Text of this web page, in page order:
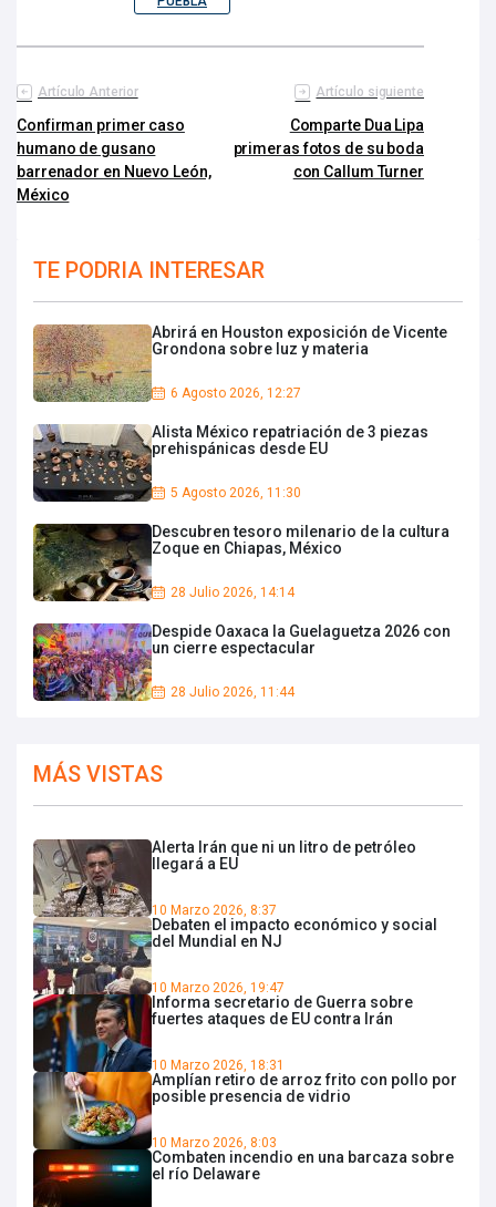
Artículo Anterior
Confirman primer caso
humano de gusano
barrenador en Nuevo León,
México
Artículo siguiente
Comparte Dua Lipa
primeras fotos de su boda
con Callum Turner
TE PODRIA INTERESAR
Abrirá en Houston exposición de Vicente
Grondona sobre luz y materia
6 Agosto 2026, 12:27
Alista México repatriación de 3 piezas
prehispánicas desde EU
5 Agosto 2026, 11:30
Descubren tesoro milenario de la cultura
Zoque en Chiapas, México
28 Julio 2026, 14:14
Despide Oaxaca la Guelaguetza 2026 con
un cierre espectacular
28 Julio 2026, 11:44
MÁS VISTAS
Alerta Irán que ni un litro de petróleo
llegará a EU
10 Marzo 2026, 8:37
Debaten el impacto económico y social
del Mundial en NJ
10 Marzo 2026, 19:47
Informa secretario de Guerra sobre
fuertes ataques de EU contra Irán
10 Marzo 2026, 18:31
Amplían retiro de arroz frito con pollo por
posible presencia de vidrio
10 Marzo 2026, 8:03
Combaten incendio en una barcaza sobre
el río Delaware